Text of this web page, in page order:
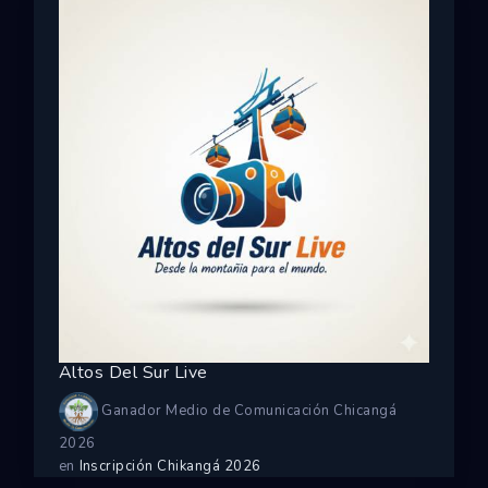
Altos Del Sur Live
Ganador Medio de Comunicación Chicangá
2026
en Inscripción Chikangá 2026